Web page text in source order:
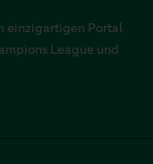
einzigartigen Portal
League und